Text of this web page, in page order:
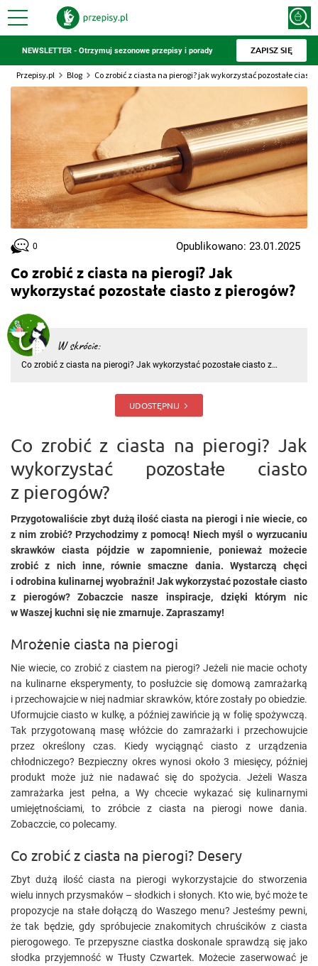
NEWSLETTER - Otrzymuj sezonowe przepisy i porady ZAPISZ SIĘ
Przepisy.pl Blog Co zrobić z ciasta na pierogi? jak wykorzystać pozostałe ciasto
Co zrobić z ciasta na pierogi? Jak
wykorzystać pozostałe ciasto z pierogów?
W skrócie:
Co zrobić z ciasta na pierogi? Jak wykorzystać pozostałe ciasto z
wyrzucaniu skrawków ciasta pójdzie w zapomnienie, ponieważ m
UDOSTĘPNIJ
0 Opublikowano: 23.01.2025
Co zrobić z ciasta na pierogi? Jak
wykorzystać pozostałe ciasto
z pierogów?
Przygotowaliście zbyt dużą ilość ciasta na pierogi i nie wiecie, co
z nim zrobić? Przychodzimy z pomocą! Niech myśl o wyrzucaniu
skrawków ciasta pójdzie w zapomnienie, ponieważ możecie
zrobić z nich inne, równie smaczne dania. Wystarczą chęci
i odrobina kulinarnej wyobraźni! Jak wykorzystać pozostałe ciasto
z pierogów? Zobaczcie nasze inspiracje, dzięki którym nic
w Waszej kuchni się nie zmarnuje. Zapraszamy!
Mrożenie ciasta na pierogi
Nie wiecie, co zrobić z ciastem na pierogi? Jeżeli nie macie ochoty
na kulinarne eksperymenty, to posłużcie się domową zamrażarką
i przechowajcie w niej nadmiar skrawków, które zostały po obiedzie.
Uformujcie ciasto w kulkę, a później zawińcie ją w folię spożywczą.
Tak przygotowaną masę włóżcie do zamrażarki i przechowujcie
przez określony czas. Kiedy wyciągnąć ciasto z urządzenia
chłodniczego? Bezpieczny okres wynosi około 3 miesięcy, później
produkt może już nie nadawać się do spożycia. Jeżeli Wasza
zamrażarka jest pełna, a Wy chcecie wykazać się kulinarnymi
umiejętnościami, to zróbcie z ciasta na pierogi nowe dania.
Zobaczcie, co polecamy.
Co zrobić z ciasta na pierogi? Desery
Zbyt dużą ilość ciasta na pierogi wykorzystajcie do stworzenia
wielu innych przysmaków – słodkich i słonych. Kto wie, być może te
propozycje na stałe dołączą do Waszego menu? Jesteśmy pewni,
że tak będzie, gdy spróbujecie znakomitych chruścików z ciasta
pierogowego. Te przepyszne ciastka doskonale sprawdzą się jako
słodka przyjemność w Tłusty Czwartek. Możecie zaserwować je